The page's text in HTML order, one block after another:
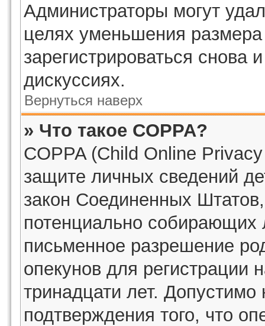
Администраторы могут
целях уменьшения
зарегистрироваться снова
дискуссиях.
Вернуться наверх
» Что такое COPPA?
COPPA (Child Online
защите личных сведений
закон Соединенных
потенциально собирающих
письменное разрешение
опекунов для регистрации
тринадцати лет. Допустимо
подтверждения того, что